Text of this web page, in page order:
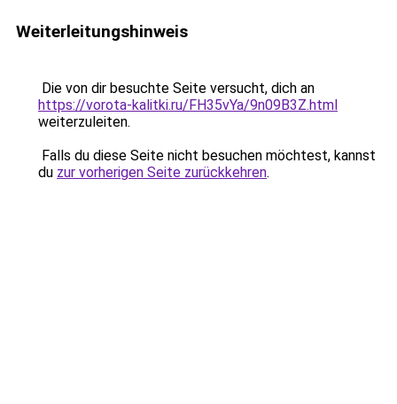
Weiterleitungshinweis
Die von dir besuchte Seite versucht, dich an
https://vorota-kalitki.ru/FH35vYa/9n09B3Z.html
weiterzuleiten.
Falls du diese Seite nicht besuchen möchtest, kannst
du zur vorherigen Seite zurückkehren.